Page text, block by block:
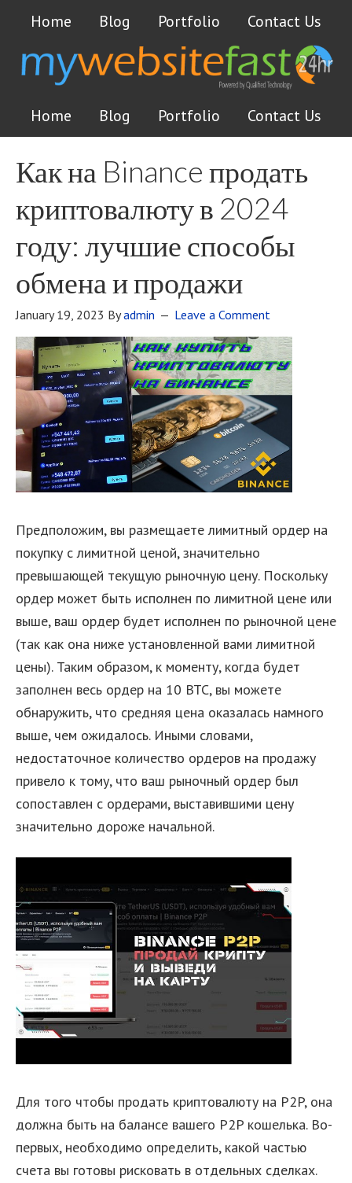
Home Blog Portfolio Contact Us
Home Blog Portfolio Contact Us
Как на Binance продать
криптовалюту в 2024
году: лучшие способы
обмена и продажи
January 19, 2023 Byadmin Leave a Comment
Предположим, вы размещаете лимитный ордер на
покупку с лимитной ценой, значительно
превышающей текущую рыночную цену. Поскольку
ордер может быть исполнен по лимитной цене или
выше, ваш ордер будет исполнен по рыночной цене
(так как она ниже установленной вами лимитной
цены). Таким образом, к моменту, когда будет
заполнен весь ордер на 10 BTC, вы можете
обнаружить, что средняя цена оказалась намного
выше, чем ожидалось. Иными словами,
недостаточное количество ордеров на продажу
привело к тому, что ваш рыночный ордер был
сопоставлен с ордерами, выставившими цену
значительно дороже начальной.
Для того чтобы продать криптовалюту на P2P, она
должна быть на балансе вашего P2P кошелька. Во-
первых, необходимо определить, какой частью
счета вы готовы рисковать в отдельных сделках.